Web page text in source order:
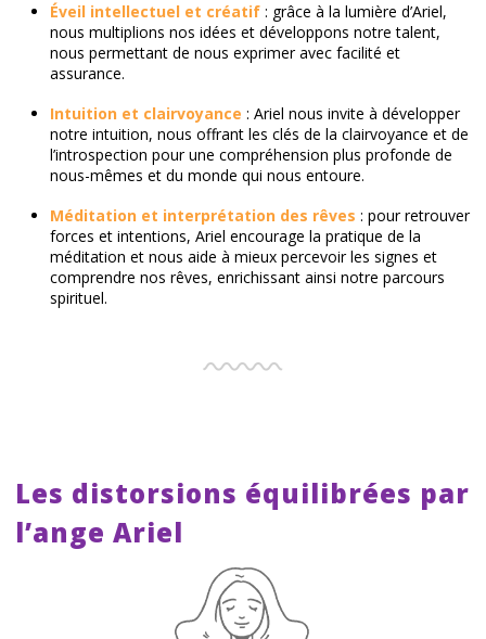
Éveil intellectuel et créatif : grâce à la lumière d’Ariel,
nous multiplions nos idées et développons notre talent,
nous permettant de nous exprimer avec facilité et
assurance.
Intuition et clairvoyance : Ariel nous invite à développer
notre intuition, nous offrant les clés de la clairvoyance et de
l’introspection pour une compréhension plus profonde de
nous-mêmes et du monde qui nous entoure.
Méditation et interprétation des rêves : pour retrouver
forces et intentions, Ariel encourage la pratique de la
méditation et nous aide à mieux percevoir les signes et
comprendre nos rêves, enrichissant ainsi notre parcours
spirituel.
Les distorsions équilibrées par
l’ange Ariel